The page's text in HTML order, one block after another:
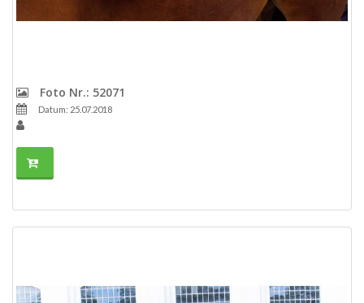
Foto Nr.: 52071
Datum: 25.07.2018